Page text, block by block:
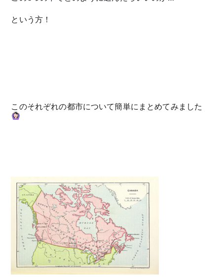
という方！
このそれぞれの都市について簡単にまとめてみました